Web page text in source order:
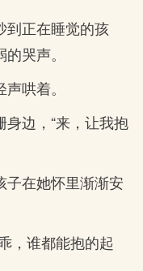
到正在睡觉的孩
哭声。
哄着。
边，“来，让我抱
子在她怀里渐渐安
，谁都能抱的起